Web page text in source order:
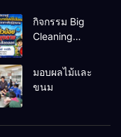
กิจกรรม Big
Cleaning
ป้องกันโรคไข้
มอบผลไม้และ
ขนม